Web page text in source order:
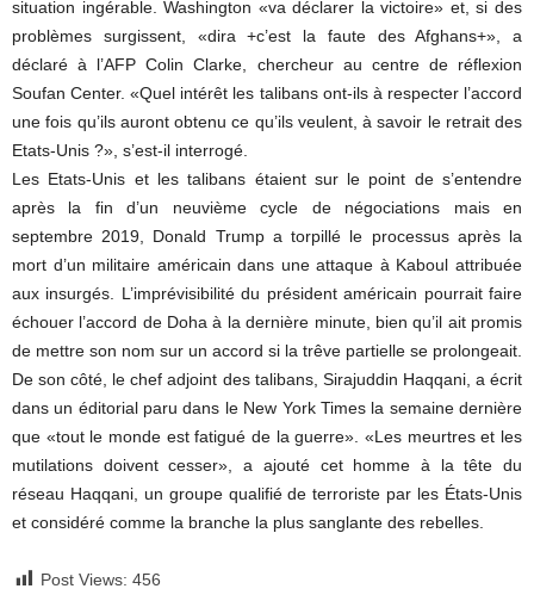
situation ingérable. Washington «va déclarer la victoire» et, si des
problèmes surgissent, «dira +c’est la faute des Afghans+», a
déclaré à l’AFP Colin Clarke, chercheur au centre de réflexion
Soufan Center. «Quel intérêt les talibans ont-ils à respecter l’accord
une fois qu’ils auront obtenu ce qu’ils veulent, à savoir le retrait des
Etats-Unis ?», s’est-il interrogé.
Les Etats-Unis et les talibans étaient sur le point de s’entendre
après la fin d’un neuvième cycle de négociations mais en
septembre 2019, Donald Trump a torpillé le processus après la
mort d’un militaire américain dans une attaque à Kaboul attribuée
aux insurgés. L’imprévisibilité du président américain pourrait faire
échouer l’accord de Doha à la dernière minute, bien qu’il ait promis
de mettre son nom sur un accord si la trêve partielle se prolongeait.
De son côté, le chef adjoint des talibans, Sirajuddin Haqqani, a écrit
dans un éditorial paru dans le New York Times la semaine dernière
que «tout le monde est fatigué de la guerre». «Les meurtres et les
mutilations doivent cesser», a ajouté cet homme à la tête du
réseau Haqqani, un groupe qualifié de terroriste par les États-Unis
et considéré comme la branche la plus sanglante des rebelles.
Post Views: 456